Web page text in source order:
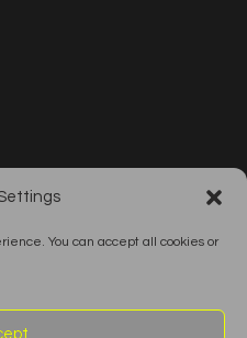
You can accept all cookies or